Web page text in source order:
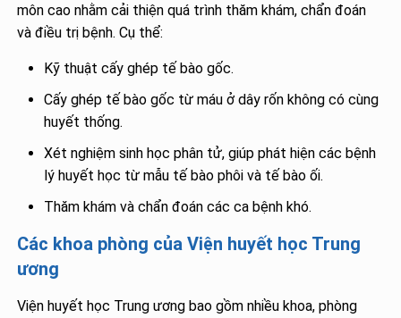
môn cao nhằm cải thiện quá trình thăm khám, chẩn đoán
và điều trị bệnh. Cụ thể:
Kỹ thuật cấy ghép tế bào gốc.
Cấy ghép tế bào gốc từ máu ở dây rốn không có cùng
huyết thống.
Xét nghiệm sinh học phân tử, giúp phát hiện các bệnh
lý huyết học từ mẫu tế bào phôi và tế bào ối.
Thăm khám và chẩn đoán các ca bệnh khó.
Các khoa phòng của Viện huyết học Trung
ương
Viện huyết học Trung ương bao gồm nhiều khoa, phòng